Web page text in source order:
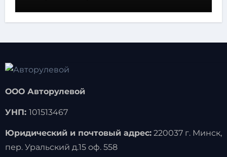
ООО Авторулевой
УНП: 101513467
Юридический и почтовый адрес:220037 г. Минск,
пер. Уральский д.15 оф. 558